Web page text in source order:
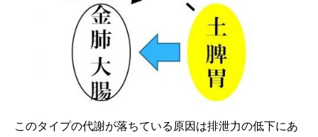
このタイプの代謝が落ちている原因は排泄力の低下にあ